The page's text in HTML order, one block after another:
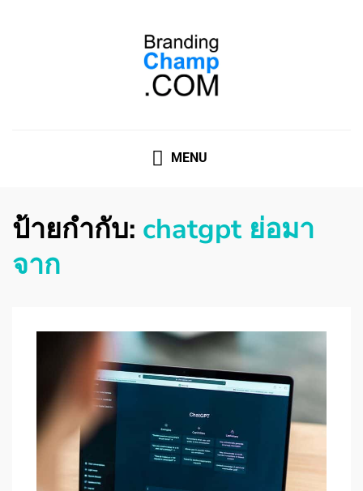
MENU
ป้ายกำกับ: chatgpt ย่อมา
จาก